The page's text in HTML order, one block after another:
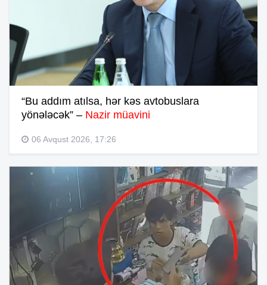
“Bu addım atılsa, hər kəs avtobuslara
yönələcək” – Nazir müavini
06 Avqust 2026, 17:26